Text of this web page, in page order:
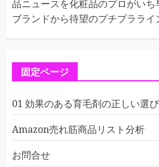
品ニュースを化粧品のプロがい
ブランドから待望のプチプラライ
固定ページ
01 効果のある育毛剤の正しい選
Amazon売れ筋商品リスト分析
お問合せ